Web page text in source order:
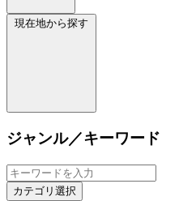
現在地から探す
ジャンル／キーワード
カテゴリ選択